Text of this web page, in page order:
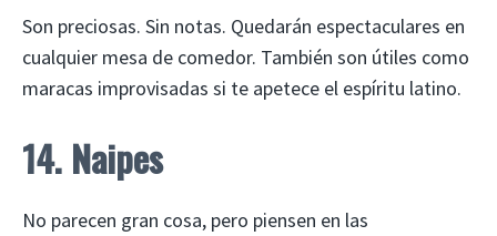
Son preciosas. Sin notas. Quedarán espectaculares en
cualquier mesa de comedor. También son útiles como
maracas improvisadas si te apetece el espíritu latino.
14. Naipes
No parecen gran cosa, pero piensen en las